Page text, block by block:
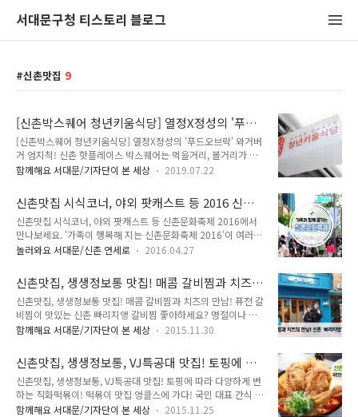
서대문구청 티스토리 블로그
신촌맛집 9
[신촌박스퀘어 청년키움식당] 열정X정성의 '푸드
오브락' 와거버거 엄치척!
[신촌박스퀘어 청년키움식당] 열정X정성의 '푸드오브락' 와거버
거 엄지척! 신촌 핫플레이스 박스퀘어는 먹을거리, 볼거리가 가
득합니다. 오늘은 성공적인 외식 창업의 발판을 마련하기 위한
찾았습니다. 청년들의 어떤 꿈을 담은 음식인지 보실까요? 무더
워진 날씨에도 박스퀘어는 손님들의 발길이 이어지고 있었습니
다. '박스퀘어'는 신촌기차역 맡은 편에 자리한 복합문화공간입
니다. 제가 방문한 날은 목요일, 뮤지션들의 라이브 공연이 있는
날이어서 준비하는 손길도 분주했습니다. '청년키움식당'을 찾아
있도록 상점가 가운데 복도 양 쪽을 막아 시원하게 냉방 중이었
습니다. 더운 여름 손님들을 위한 센스..
함께해요 서대문/기자단이 본 세상 2019.07.22
신촌맛집 시식코너, 야외 팟캐스트 등 2016 신촌
문화축제에서 만나보세요
신촌맛집 시식코너, 야외 팟캐스트 등 신촌문화축제 2016에서
만나보세요. '가족이 행복해 지는 신촌문화축제 2016'이 여러분
을 찾아갑니다. 신촌과 이대 지역의 숨겨진 맛집, 멋집, 그리고
자리랍니다. 모든 세대가 함께 공감할 수 있는 다양한 프로그램
이 준비되어 있어요~ tong지기가 자세히 알려드릴게요~ ^^ ::
신촌문화축제 2016 ○ 개최일시 : 2016. 4. 30. (토) 11:00 ~
18:00 ※ 차량통제 : 4.30. (토) 오전 5시부터 ○ 장 소 : 신촌 연
세로 (연대앞~ 신촌지하철역) - 공연무대 및 체험부스 설치 운영
청 문화공연 (11:00 ~ 12:..
놀러와요 서대문/신촌 연세로 2016.04.27
신촌맛집, 생생정보통 맛집! 매콤 갈비찜과 치즈
의 만남! 퓨전갈비찜이 맛있는 집! 신촌 빠리지앵
신촌맛집, 생생정보통 맛집! 매콤 갈비찜과 치즈의 만남! 퓨전 갈
비찜이 맛있는 신촌 빠리지앵 갈비찜 좋아하세요? 명절이나 잔
치에 빠지지 않는 갈비찜, 요즘엔 매콤하게 양념된 갈비찜을 많
만남으로 유명해진 이 있는데요, 지난 수요일(25일) 생생정보통
맛집으로 소개되어 더 유명해졌습니다. 깊은 육수로 맛을 낸 매
콤한 갈비찜과 치즈의 만남, 빠리지앵을 이 소개해 드릴께요^^
빠리지앵은 연세로 맛집 골목에서도 작은 가게지만 파란 간판으
로 눈길이 가는 예쁜 가게입니다. 점심시간이 한참 지난 오후 3
함께해요 서대문/기자단이 본 세상 2015.11.30
신촌맛집, 생생정보통, VJ특공대 맛집! 토핑에 따
라 다양하게 변하는 직화 떡볶이! 떡볶이 맛집 엉
클스에 가다!
신촌맛집, 생생정보통, VJ특공대 맛집! 토핑에 따라 다양하게 변
하는 직화떡볶이! 떡볶이 맛집 엉클스에 가다! 국민 대표 간식 떡
볶이! 길거리 음식으로 누구나 좋아하는 떡볶이가 새롭게 변하
함께해요 서대문/기자단이 본 세상 2015.11.25